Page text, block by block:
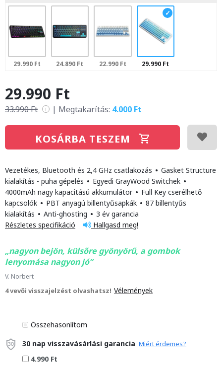
29.990 Ft 24.890 Ft 22.990 Ft 29.990 Ft
29.990 Ft
33.990 Ft i | Megtakarítás: 4.000 Ft
KOSÁRBA TESZEM
Vezetékes, Bluetooth és 2,4 GHz csatlakozás • Gasket Structure
kialakítás - puha gépelés • Egyedi GrayWood Switchek •
4000mAh nagy kapacitású akkumulátor • Full Key cserélhető
kapcsolók • PBT anyagú billentyűsapkák • 87 billentyűs
kialakítás • Anti-ghosting • 3 év garancia
Részletes specifikáció
Hallgasd meg!
nagyon bejön, külsőre gyönyörű, a gombok
lenyomása nagyon jó
V. Norbert
4 vevői visszajelzést olvashatsz! Vélemények
Összehasonlítom
30 nap visszavásárlási garancia Miért érdemes?
4.990 Ft